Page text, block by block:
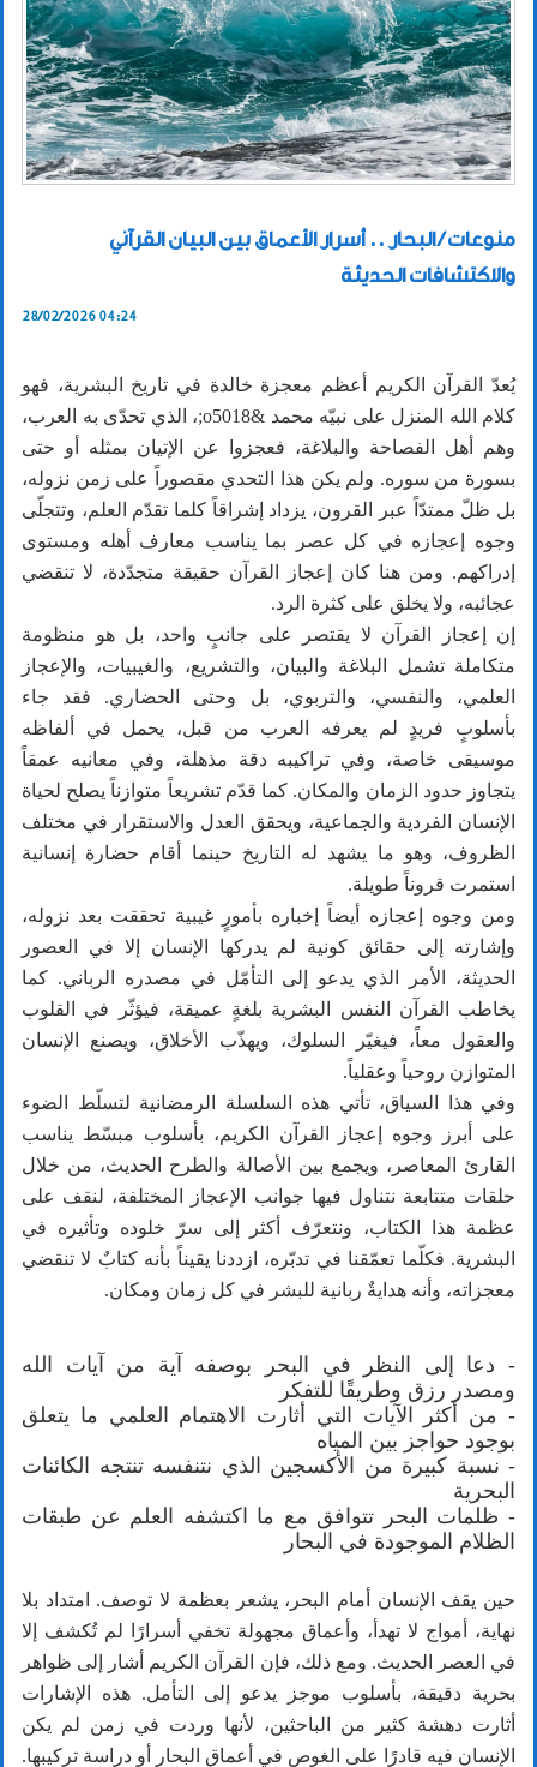
منوعات / البحار .. أسرار الأعماق بين البيان القرآني
والاكتشافات الحديثة
28/02/2026 04:24
يُعدّ القرآن الكريم أعظم معجزة خالدة في تاريخ البشرية، فهو
كلام الله المنزل على نبيّه محمد &o5018;، الذي تحدّى به العرب،
وهم أهل الفصاحة والبلاغة، فعجزوا عن الإتيان بمثله أو حتى
بسورة من سوره. ولم يكن هذا التحدي مقصوراً على زمن نزوله،
بل ظلّ ممتدّاً عبر القرون، يزداد إشراقاً كلما تقدّم العلم، وتتجلّى
وجوه إعجازه في كل عصر بما يناسب معارف أهله ومستوى
إدراكهم. ومن هنا كان إعجاز القرآن حقيقة متجدّدة، لا تنقضي
عجائبه، ولا يخلق على كثرة الرد.
إن إعجاز القرآن لا يقتصر على جانبٍ واحد، بل هو منظومة
متكاملة تشمل البلاغة والبيان، والتشريع، والغيبيات، والإعجاز
العلمي، والنفسي، والتربوي، بل وحتى الحضاري. فقد جاء
بأسلوبٍ فريدٍ لم يعرفه العرب من قبل، يحمل في ألفاظه
موسيقى خاصة، وفي تراكيبه دقة مذهلة، وفي معانيه عمقاً
يتجاوز حدود الزمان والمكان. كما قدّم تشريعاً متوازناً يصلح لحياة
الإنسان الفردية والجماعية، ويحقق العدل والاستقرار في مختلف
الظروف، وهو ما يشهد له التاريخ حينما أقام حضارة إنسانية
استمرت قروناً طويلة.
ومن وجوه إعجازه أيضاً إخباره بأمورٍ غيبية تحققت بعد نزوله،
وإشارته إلى حقائق كونية لم يدركها الإنسان إلا في العصور
الحديثة، الأمر الذي يدعو إلى التأمّل في مصدره الرباني. كما
يخاطب القرآن النفس البشرية بلغةٍ عميقة، فيؤثّر في القلوب
والعقول معاً، فيغيّر السلوك، ويهذّب الأخلاق، ويصنع الإنسان
المتوازن روحياً وعقلياً.
وفي هذا السياق، تأتي هذه السلسلة الرمضانية لتسلّط الضوء
على أبرز وجوه إعجاز القرآن الكريم، بأسلوب مبسّط يناسب
القارئ المعاصر، ويجمع بين الأصالة والطرح الحديث، من خلال
حلقات متتابعة نتناول فيها جوانب الإعجاز المختلفة، لنقف على
عظمة هذا الكتاب، ونتعرّف أكثر إلى سرّ خلوده وتأثيره في
البشرية. فكلّما تعمّقنا في تدبّره، ازددنا يقيناً بأنه كتابٌ لا تنقضي
معجزاته، وأنه هدايةٌ ربانية للبشر في كل زمان ومكان.
- دعا إلى النظر في البحر بوصفه آية من آيات الله
ومصدر رزق وطريقًا للتفكر
- من أكثر الآيات التي أثارت الاهتمام العلمي ما يتعلق
بوجود حواجز بين المياه
- نسبة كبيرة من الأكسجين الذي نتنفسه تنتجه الكائنات
البحرية
- ظلمات البحر تتوافق مع ما اكتشفه العلم عن طبقات
الظلام الموجودة في البحار
حين يقف الإنسان أمام البحر، يشعر بعظمة لا توصف. امتداد بلا
نهاية، أمواج لا تهدأ، وأعماق مجهولة تخفي أسرارًا لم تُكشف إلا
في العصر الحديث. ومع ذلك، فإن القرآن الكريم أشار إلى ظواهر
بحرية دقيقة، بأسلوب موجز يدعو إلى التأمل. هذه الإشارات
أثارت دهشة كثير من الباحثين، لأنها وردت في زمن لم يكن
الإنسان فيه قادرًا على الغوص في أعماق البحار أو دراسة تركيبها.